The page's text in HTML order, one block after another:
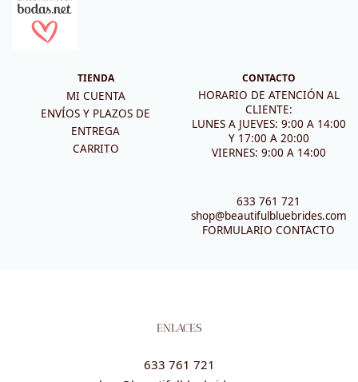
TIENDA
MI CUENTA
ENVÍOS Y PLAZOS DE
ENTREGA
CARRITO
CONTACTO
HORARIO DE ATENCIÓN AL
CLIENTE:
LUNES A JUEVES: 9:00 A 14:00
Y 17:00 A 20:00
VIERNES: 9:00 A 14:00
633 761 721
shop@beautifulbluebrides.com
FORMULARIO CONTACTO
ENLACES
633 761 721